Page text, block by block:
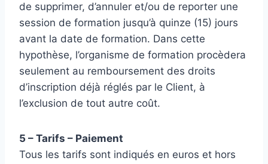
de supprimer, d’annuler et/ou de reporter une
session de formation jusqu’à quinze (15) jours
avant la date de formation. Dans cette
hypothèse, l’organisme de formation procèdera
seulement au remboursement des droits
d’inscription déjà réglés par le Client, à
l’exclusion de tout autre coût.
5 – Tarifs – Paiement
Tous les tarifs sont indiqués en euros et hors